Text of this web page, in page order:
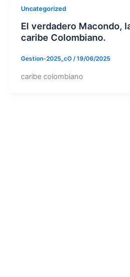
Uncategorized
El verdadero Macondo,
caribe Colombiano.
Gestion-2025_cO /19/06/2025
caribe colombiano